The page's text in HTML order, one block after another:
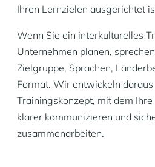
Ihren Lernzielen ausgerichtet
Wenn Sie ein interkulturelles
Unternehmen planen,
Zielgruppe, Sprachen,
Format. Wir entwickeln daraus
Trainingskonzept, mit dem
klarer kommunizieren und
zusammenarbeiten.